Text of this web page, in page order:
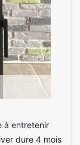
à entretenir
dure 4 mois